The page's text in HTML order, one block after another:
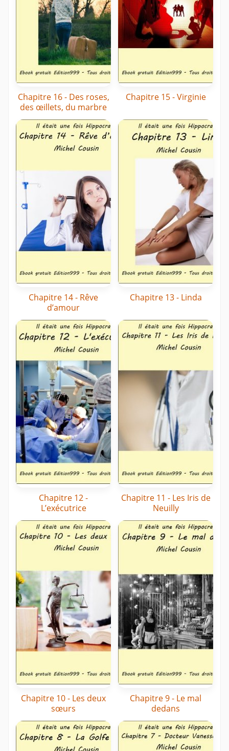
Chapitre 16 - Des roses,
des œillets, du marbre
Chapitre 15 - Virginie
Chapitre 14 - Rêve
d’amour
Chapitre 13 - Linda
Chapitre 12 -
L’exécutrice
Chapitre 11 - Les Iris de
Neuilly
Chapitre 10 - Les deux
sœurs
Chapitre 9 - Le mal
dedans